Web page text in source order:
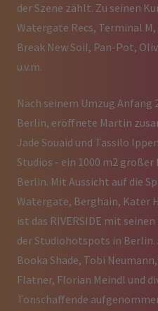
der Szene zählt. Zu seinen
Watergate Recs, Terminal
Break New Soil, Pan-Pot,
u.v.m.
Nach seinem Umzug
Berlin, eröffnete Martin
Jade Souaid und Tassilo
Studios - ein 1000 m2
Berlin. Mit Aussicht auf die
Watergate, Berghain, Kater
ist das RIVERSIDE mit
der Studiohotspots in
Booka Shade, Tobi
Flatner, Florian Meindl und
Tonschaffende